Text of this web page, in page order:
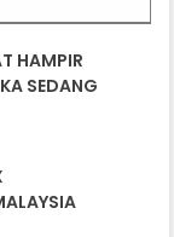
HAMPIR
SEDANG